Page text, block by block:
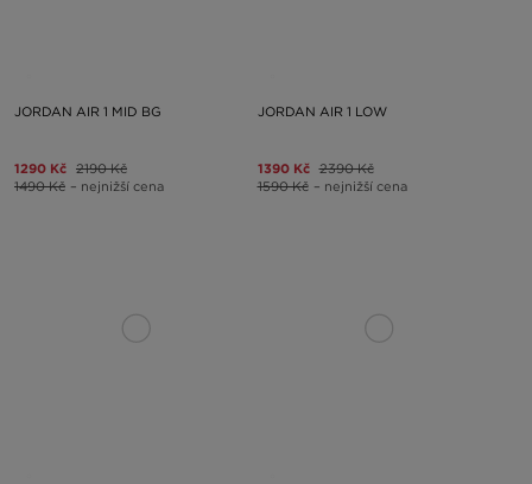
JORDAN AIR 1 MID BG
1290 Kč 2190 Kč
1490 Kč – nejnižší cena
JORDAN AIR 1 LOW
1390 Kč 2390 Kč
1590 Kč – nejnižší cena